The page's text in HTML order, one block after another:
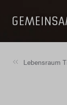
Lebensraum